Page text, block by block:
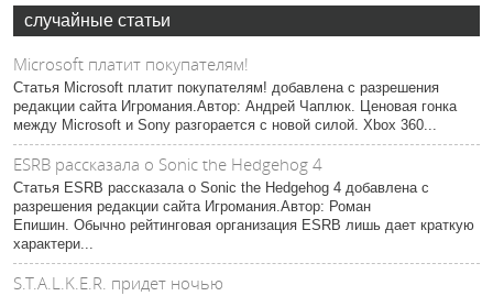
случайные статьи
Microsoft платит покупателям!
Статья Microsoft платит покупателям! добавлена с разрешения
редакции сайта Игромания.Автор: Андрей Чаплюк. Ценовая гонка
между Microsoft и Sony разгорается с новой силой. Xbox 360...
ESRB рассказала о Sonic the Hedgehog 4
Статья ESRB рассказала о Sonic the Hedgehog 4 добавлена с
разрешения редакции сайта Игромания.Автор: Роман
Епишин. Обычно рейтинговая организация ESRB лишь дает краткую
характери...
S.T.A.L.K.E.R. придет ночью